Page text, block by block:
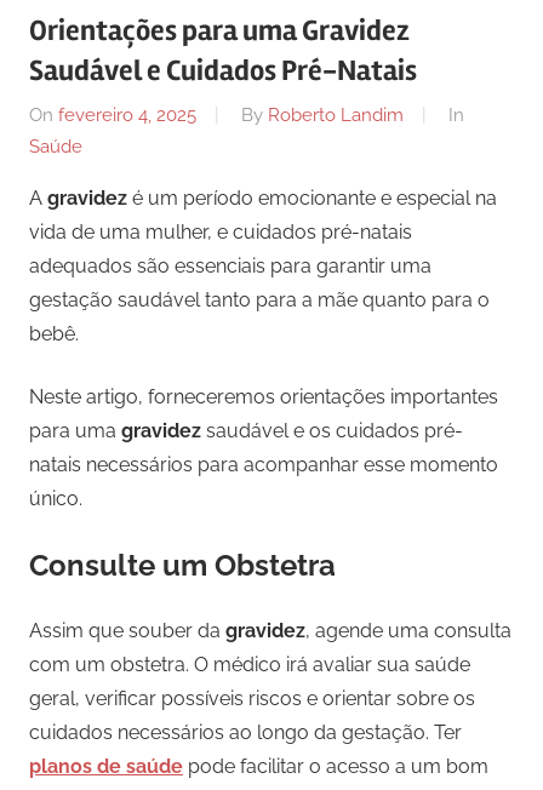
Orientações para uma Gravidez
Saudável e Cuidados Pré-Natais
On fevereiro 4, 2025 By Roberto Landim
In
Saúde
A gravidez é um período emocionante e especial na
vida de uma mulher, e cuidados pré-natais
adequados são essenciais para garantir uma
gestação saudável tanto para a mãe quanto para o
bebê.
Neste artigo, forneceremos orientações importantes
para uma gravidez saudável e os cuidados pré-
natais necessários para acompanhar esse momento
único.
Consulte um Obstetra
Assim que souber da gravidez, agende uma consulta
com um obstetra. O médico irá avaliar sua saúde
geral, verificar possíveis riscos e orientar sobre os
cuidados necessários ao longo da gestação. Ter
planos de saúde pode facilitar o acesso a um bom